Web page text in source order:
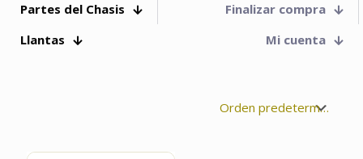
Partes del Chasis
Llantas
Finalizar compra
Mi cuenta